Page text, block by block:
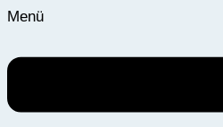
Menü